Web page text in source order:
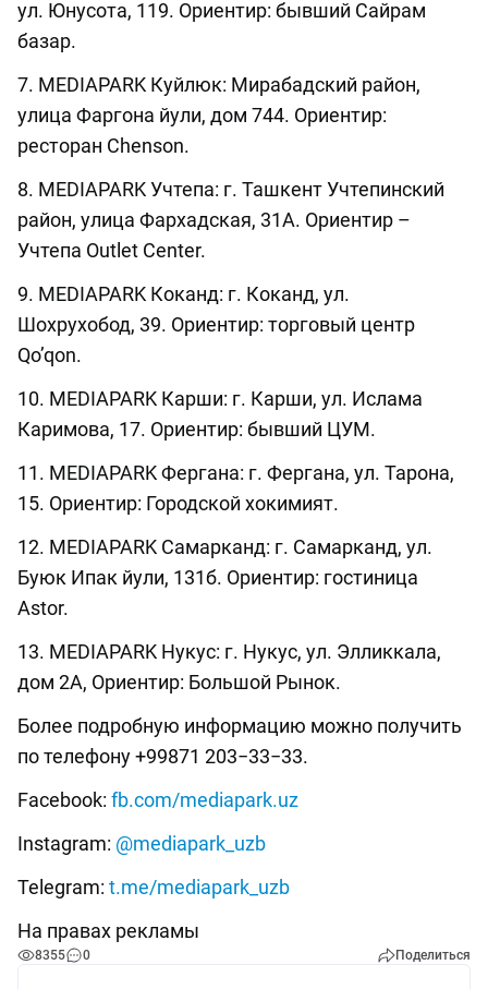
ул. Юнусота, 119. Ориентир: бывший Сайрам
базар.
7. MEDIAPARK Куйлюк: Мирабадский район,
улица Фаргона йули, дом 744. Ориентир:
ресторан Chenson.
8. MEDIAPARK Учтепа: г. Ташкент Учтепинский
район, улица Фархадская, 31А. Ориентир –
Учтепа Outlet Center.
9. MEDIAPARK Коканд: г. Коканд, ул.
Шохрухобод, 39. Ориентир: торговый центр
Qo’qon.
10. MEDIAPARK Карши: г. Карши, ул. Ислама
Каримова, 17. Ориентир: бывший ЦУМ.
11. MEDIAPARK Фергана: г. Фергана, ул. Тарона,
15. Ориентир: Городской хокимият.
12. MEDIAPARK Самарканд: г. Самарканд, ул.
Буюк Ипак йули, 131б. Ориентир: гостиница
Astor.
13. MEDIAPARK Нукус: г. Нукус, ул. Элликкала,
дом 2А, Ориентир: Большой Рынок.
Более подробную информацию можно получить
по телефону +99871 203−33−33.
Facebook: fb.com/mediapark.uz
Instagram: @mediapark_uzb
Telegram: t.me/mediapark_uzb
На правах рекламы
8355 0 Поделиться